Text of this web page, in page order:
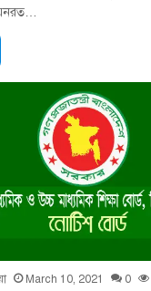
March 10, 2021 0